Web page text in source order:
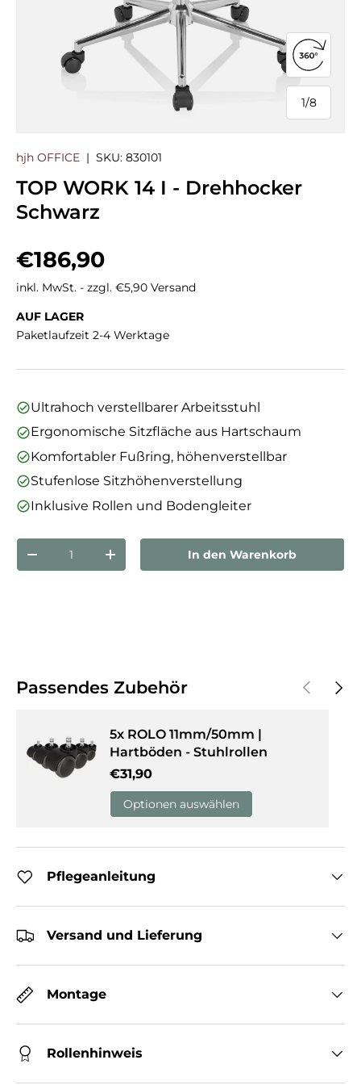
1/
von
8
360°-
hjh OFFICE | SKU: 830101
TOP WORK 14 I - Drehhocker
Schwarz
Normaler Preis
€186,90
inkl. MwSt. - zzgl. €5,90 Versand
AUF LAGER
Paketlaufzeit 2-4 Werktage
Ultrahoch verstellbarer Arbeitsstuhl
Ergonomische Sitzfläche aus Hartschaum
Komfortabler Fußring, höhenverstellbar
Stufenlose Sitzhöhenverstellung
Inklusive Rollen und Bodengleiter
Anzahl
Menge verringernMenge erhöhenIn den Warenkorb
Passendes Zubehör Vorherige
5x ROLO 11mm/50mm |
Hartböden - Stuhlrollen
Normaler Preis
€31,90
Optionen auswählen
Pflegeanleitung
Versand und Lieferung
Montage
Rollenhinweis